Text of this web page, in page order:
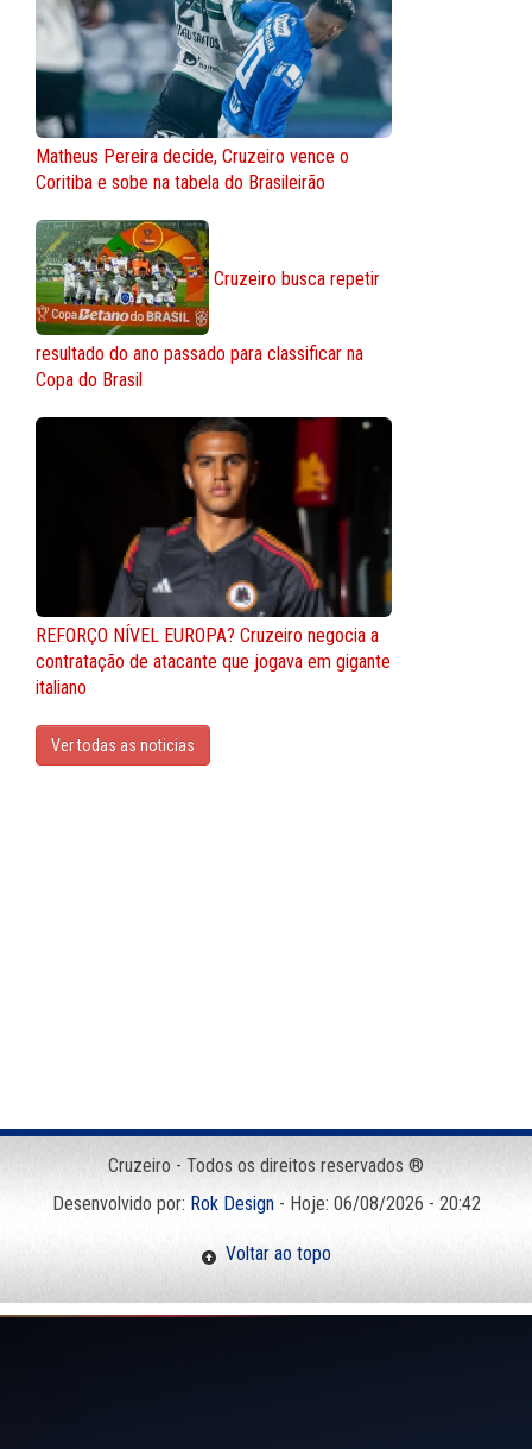
Matheus Pereira decide, Cruzeiro vence o
Coritiba e sobe na tabela do Brasileirão
Cruzeiro busca repetir
resultado do ano passado para classificar na
Copa do Brasil
REFORÇO NÍVEL EUROPA? Cruzeiro negocia a
contratação de atacante que jogava em gigante
italiano
Ver todas as noticias
Cruzeiro - Todos os direitos reservados ®
Desenvolvido por: Rok Design- Hoje: 06/08/2026 - 20:42
Voltar ao topo